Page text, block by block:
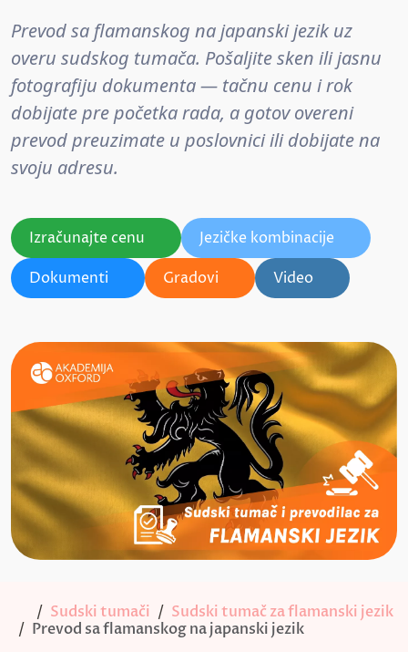
Prevod sa flamanskog na japanski jezik uz
overu sudskog tumača. Pošaljite sken ili jasnu
fotografiju dokumenta — tačnu cenu i rok
dobijate pre početka rada, a gotov overeni
prevod preuzimate u poslovnici ili dobijate na
svoju adresu.
Izračunajte cenu
Jezičke kombinacije
Dokumenti
Gradovi Video
Sudski tumači
Sudski tumač za flamanski jezik
Prevod sa flamanskog na japanski jezik